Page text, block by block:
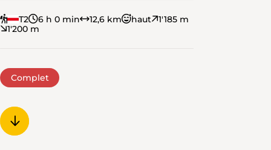
T2 6 h 0 min 12,6 km haut
1'185 m
1'200 m
Complet